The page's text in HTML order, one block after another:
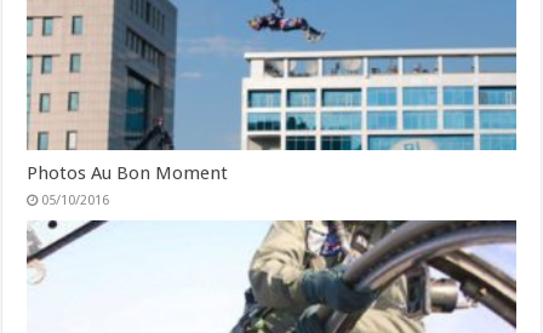
Photos Au Bon Moment
05/10/2016